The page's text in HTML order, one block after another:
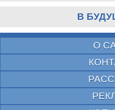
В
О